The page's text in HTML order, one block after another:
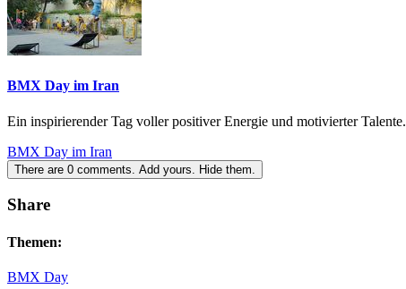
BMX Day im Iran
Ein inspirierender Tag voller positiver Energie und motivierter Talente.
BMX Day im Iran
There are 0 comments. Add yours. Hide them.
Share
Themen:
BMX Day